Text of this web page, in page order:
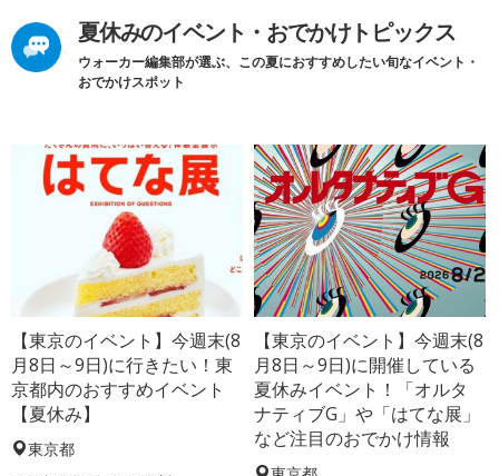
夏休みのイベント・おでかけトピックス
ウォーカー編集部が選ぶ、この夏におすすめしたい旬なイベント・
おでかけスポット
【東京のイベント】今週末(8
月8日～9日)に行きたい！東
京都内のおすすめイベント
【夏休み】
東京都
【東京のイベント】今週末(8
月8日～9日)に開催している
夏休みイベント！「オルタ
ナティブG」や「はてな展」
など注目のおでかけ情報